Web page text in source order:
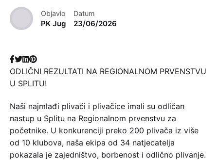
Objavio
PK Jug
Datum
23/06/2026
ODLIČNI REZULTATI NA REGIONALNOM PRVENSTVU
U SPLITU!
Naši najmlađi plivači i plivačice imali su odličan
nastup u Splitu na Regionalnom prvenstvu za
početnike. U konkurenciji preko 200 plivača iz više
od 10 klubova, naša ekipa od 34 natjecatelja
pokazala je zajedništvo, borbenost i odlično plivanje.